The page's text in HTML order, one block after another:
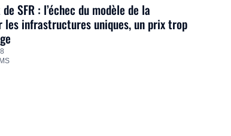
SFR : l’échec du modèle de la
les infrastructures uniques, un prix trop